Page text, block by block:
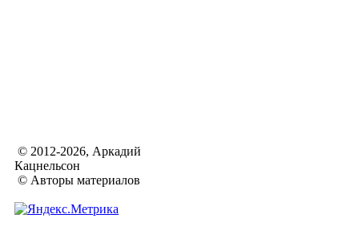
© 2012-2026, Аркадий
Кацнельсон
© Авторы материалов